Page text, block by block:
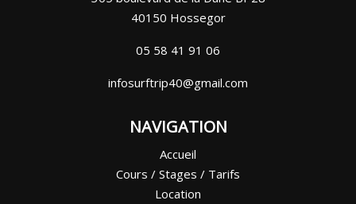
40150 Hossegor
05 58 41 91 06
infosurftrip40@gmail.com
NAVIGATION
Accueil
Cours / Stages / Tarifs
Location